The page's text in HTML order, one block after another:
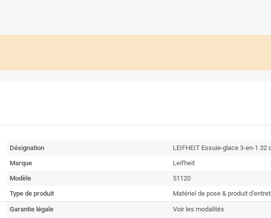
Désignation
LEIFHEIT Essuie-glace 3-en-1 32
Marque
Leifheit
Modèle
51120
Type de produit
Matériel de pose & produit
Garantie légale Voir les modalités